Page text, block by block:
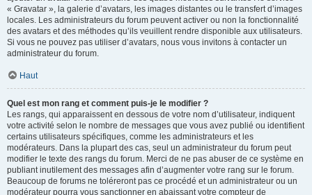
« Gravatar », la galerie d’avatars, les images distantes ou le transfert d’images
locales. Les administrateurs du forum peuvent activer ou non la fonctionnalité
des avatars et des méthodes qu’ils veuillent rendre disponible aux utilisateurs.
Si vous ne pouvez pas utiliser d’avatars, nous vous invitons à contacter un
administrateur du forum.
Haut
Quel est mon rang et comment puis-je le modifier ?
Les rangs, qui apparaissent en dessous de votre nom d’utilisateur, indiquent
votre activité selon le nombre de messages que vous avez publié ou identifient
certains utilisateurs spécifiques, comme les administrateurs et les
modérateurs. Dans la plupart des cas, seul un administrateur du forum peut
modifier le texte des rangs du forum. Merci de ne pas abuser de ce système en
publiant inutilement des messages afin d’augmenter votre rang sur le forum.
Beaucoup de forums ne toléreront pas ce procédé et un administrateur ou un
modérateur pourra vous sanctionner en abaissant votre compteur de